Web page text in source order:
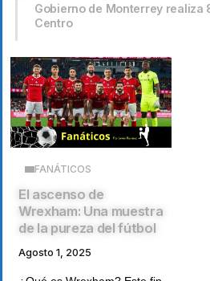
Gobierno de Monterrey realiza
Centro
FANÁTICOS
El ascenso de
Wrexham: Una muestra
de la pureza del fútbol
Agosto 1, 2025